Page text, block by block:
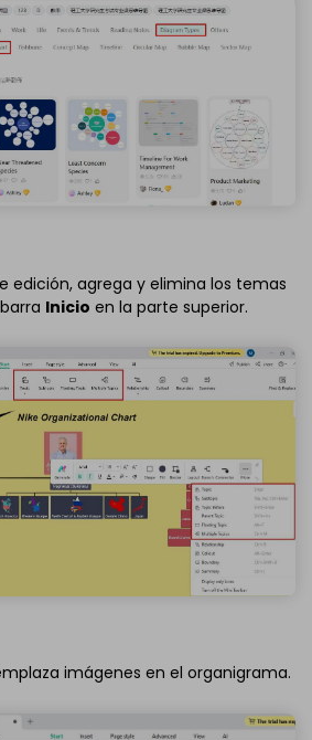
edición, agrega y elimina los temas
Inicio en la parte superior.
imágenes en el organigrama.